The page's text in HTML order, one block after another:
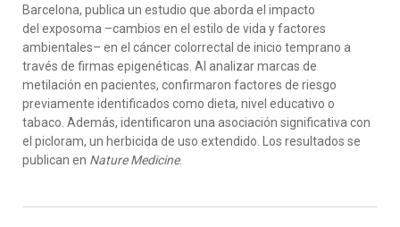
Barcelona, publica un estudio que aborda el impacto
del exposoma –cambios en el estilo de vida y factores
ambientales– en el cáncer colorrectal de inicio temprano a
través de firmas epigenéticas. Al analizar marcas de
metilación en pacientes, confirmaron factores de riesgo
previamente identificados como dieta, nivel educativo o
tabaco. Además, identificaron una asociación significativa con
el picloram, un herbicida de uso extendido. Los resultados se
publican en Nature Medicine.